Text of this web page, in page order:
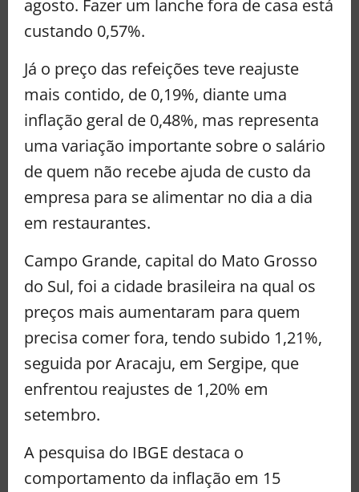
agosto. Fazer um lanche fora de casa está
custando 0,57%.
Já o preço das refeições teve reajuste
mais contido, de 0,19%, diante uma
inflação geral de 0,48%, mas representa
uma variação importante sobre o salário
de quem não recebe ajuda de custo da
empresa para se alimentar no dia a dia
em restaurantes.
Campo Grande, capital do Mato Grosso
do Sul, foi a cidade brasileira na qual os
preços mais aumentaram para quem
precisa comer fora, tendo subido 1,21%,
seguida por Aracaju, em Sergipe, que
enfrentou reajustes de 1,20% em
setembro.
A pesquisa do IBGE destaca o
comportamento da inflação em 15